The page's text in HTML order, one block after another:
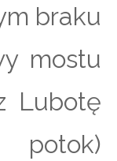
braku
mostu
Lubotę
potok)